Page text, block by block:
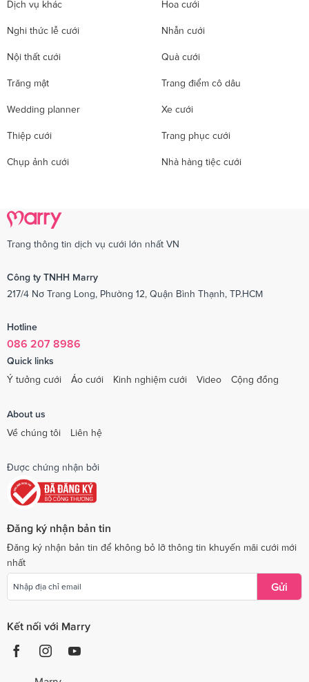
Dịch vụ khác Hoa cưới
Nghi thức lễ cưới Nhẫn cưới
Nội thất cưới Quà cưới
Trăng mật Trang điểm cô dâu
Wedding planner Xe cưới
Thiệp cưới Trang phục cưới
Chụp ảnh cưới Nhà hàng tiệc cưới
Trang thông tin dịch vụ cưới lớn nhất VN
Công ty TNHH Marry
217/4 Nơ Trang Long, Phường 12, Quận Bình Thạnh, TP.HCM
Hotline
086 207 8986
Quick links
Ý tưởng cưới
Áo cưới Kinh nghiệm cưới Video Cộng đồng
About us
Về chúng tôi
Liên hệ
Được chứng nhận bởi
Đăng ký nhận bản tin
Đăng ký nhận bản tin để không bỏ lỡ thông tin khuyến mãi cưới mới
nhất
Gửi
Kết nối với Marry